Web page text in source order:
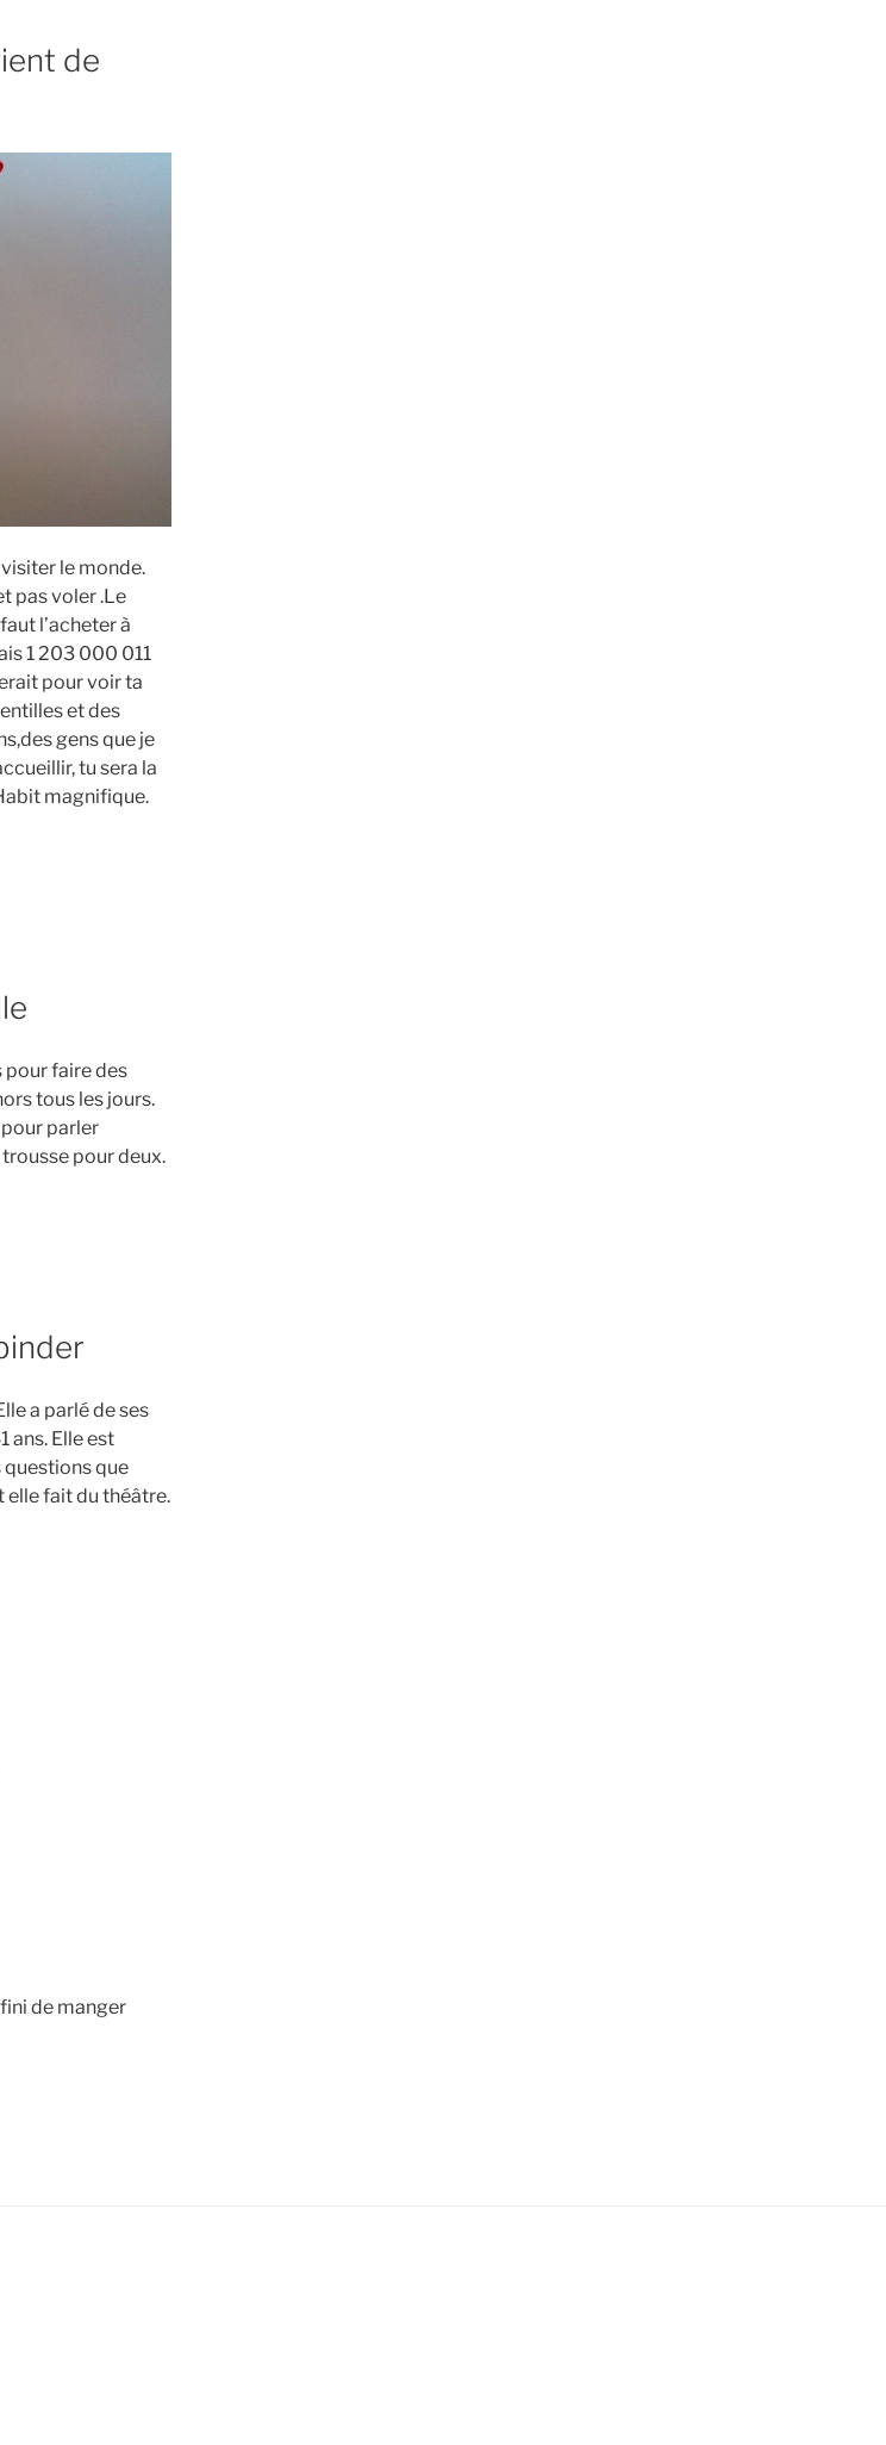
de
le monde.
pas voler .Le
l’acheter à
1 203 000 011
pour voir ta
et des
gens que je
tu sera la
magnifique.
pour faire des
tous les jours.
pour parler
pour deux.
a parlé de ses
ans. Elle est
questions que
elle fait du théâtre.
de manger